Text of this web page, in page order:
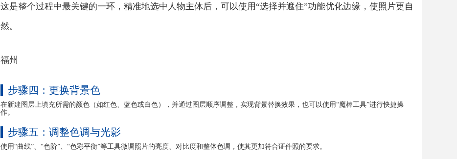
这是整个过程中最关键的一环，精准地选中人物主体后，可以使用“选择并遮住”功能优化边缘，使照片更自
然。
福州
步骤四：更换背景色
在新建图层上填充所需的颜色（如红色、蓝色或白色），并通过图层顺序调整，实现背景替换效果，也可以使用“魔棒工具”进行快捷操
作。
步骤五：调整色调与光影
使用“曲线”、“色阶”、“色彩平衡”等工具微调照片的亮度、对比度和整体色调，使其更加符合证件照的要求。